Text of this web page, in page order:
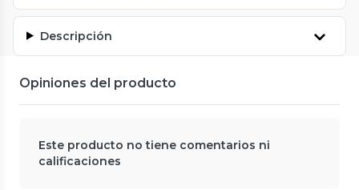
Descripción
Opiniones del producto
Este producto no tiene comentarios ni
calificaciones